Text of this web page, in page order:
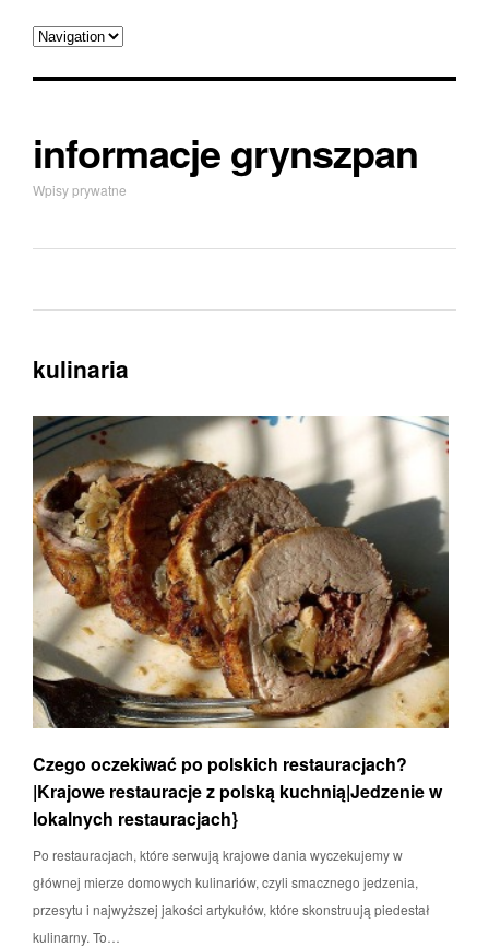
informacje grynszpan
Wpisy prywatne
kulinaria
Czego oczekiwać po polskich restauracjach?
|Krajowe restauracje z polską kuchnią|Jedzenie w
lokalnych restauracjach}
Po restauracjach, które serwują krajowe dania wyczekujemy w
głównej mierze domowych kulinariów, czyli smacznego jedzenia,
przesytu i najwyższej jakości artykułów, które skonstruują piedestał
kulinarny. To…